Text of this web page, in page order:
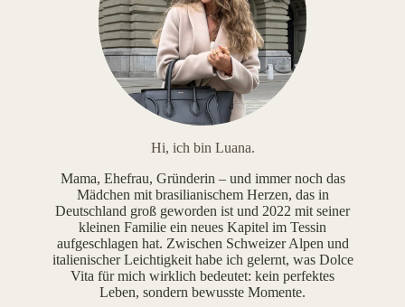
Hi, ich bin Luana.
Mama, Ehefrau, Gründerin – und immer noch das
Mädchen mit brasilianischem Herzen, das in
Deutschland groß geworden ist und 2022 mit seiner
kleinen Familie ein neues Kapitel im Tessin
aufgeschlagen hat. Zwischen Schweizer Alpen und
italienischer Leichtigkeit habe ich gelernt, was Dolce
Vita für mich wirklich bedeutet: kein perfektes
Leben, sondern bewusste Momente.